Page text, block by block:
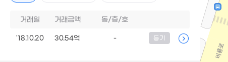
거래일 거래금액 동/층/호
'18.10.20 30.54억 - 등기